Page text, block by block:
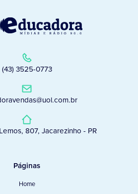
(43) 3525-0773
807, Jacarezinho - PR
Páginas
Home